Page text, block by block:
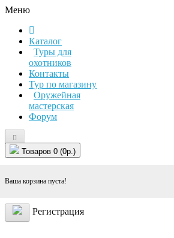
Меню
Каталог
Туры для
охотников
Контакты
Тур по магазину
Оружейная
мастерская
Форум
Товаров 0 (0р.)
Ваша корзина пуста!
Регистрация